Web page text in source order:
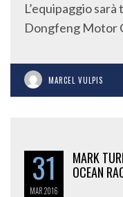
L’equipaggio
Dongfeng Motor
MARCEL VULPIS
31
MAR2016
MARK
OCEAN